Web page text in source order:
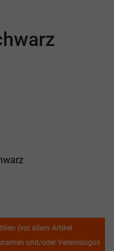
(vor allem Artikel
und/oder Vereinslogos